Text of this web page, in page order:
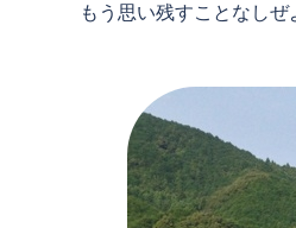
もう思い残すことなしぜ